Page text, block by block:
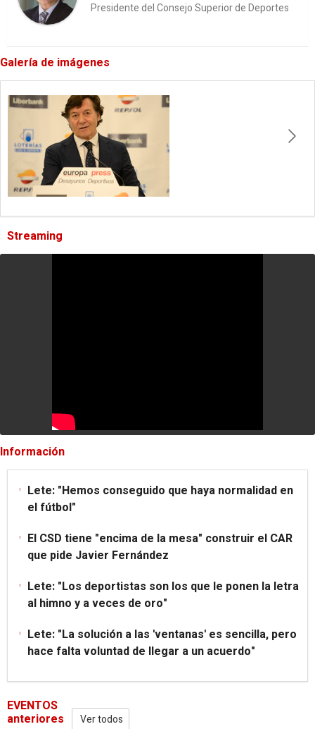
Presidente del Consejo Superior de Deportes
Galería de imágenes
Streaming
Información
Lete: "Hemos conseguido que haya normalidad en
el fútbol"
El CSD tiene "encima de la mesa" construir el CAR
que pide Javier Fernández
Lete: "Los deportistas son los que le ponen la letra
al himno y a veces de oro"
Lete: "La solución a las 'ventanas' es sencilla, pero
hace falta voluntad de llegar a un acuerdo"
EVENTOS
anteriores Ver todos